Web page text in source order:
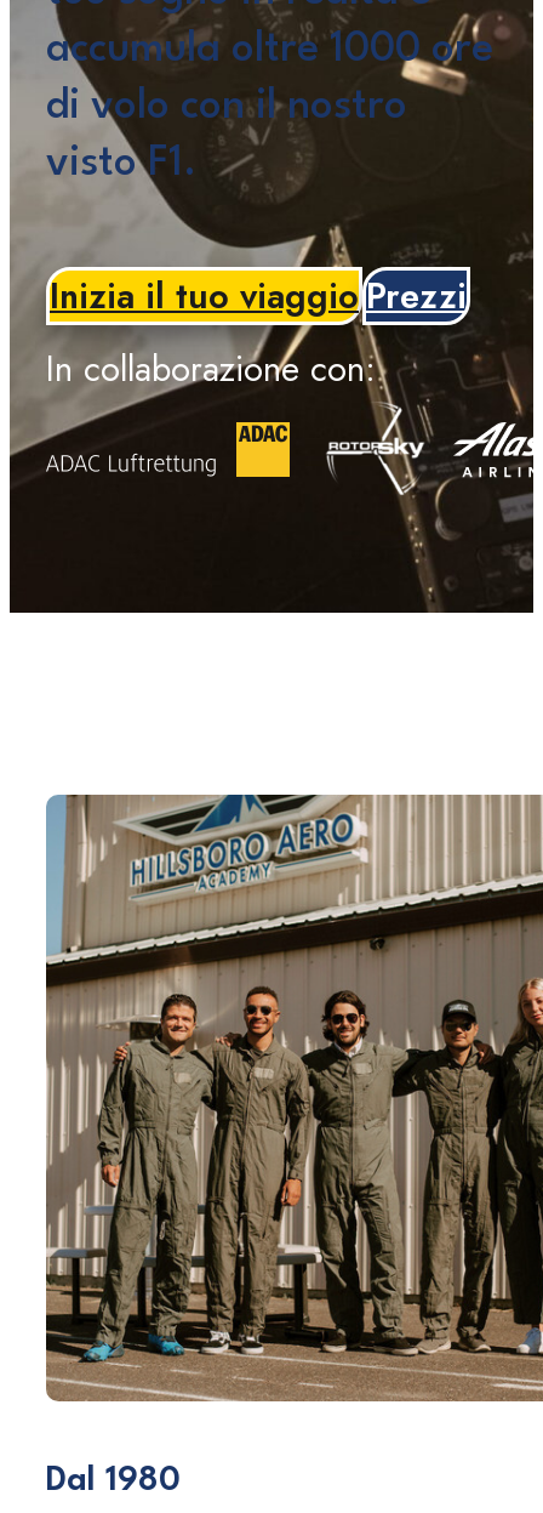
accumula oltre 1000 ore
di volo con il nostro
visto F1.
Inizia il tuo viaggioPrezzi
In collaborazione con:
Dal 1980